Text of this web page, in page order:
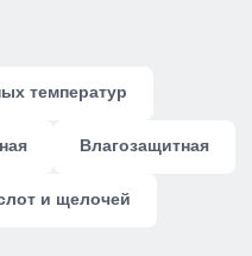
температур
Влагозащитная
и щелочей